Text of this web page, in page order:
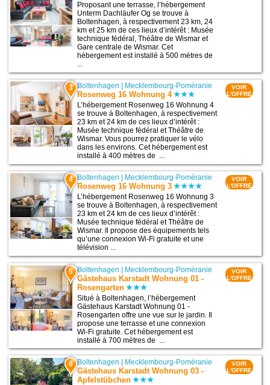
Proposant une terrasse, l’hébergement
Unterm Dachläufer Og se trouve à
Boltenhagen, à respectivement 23 km, 24
km et 25 km de ces lieux d’intérêt : Musée
technique fédéral, Théâtre de Wismar et
Gare centrale de Wismar. Cet
hébergement est installé à 500 mètres de
...
3 Boltenhagen Mecklembourg-Poméranie
Rosenweg 16 Wohnung 4
L’hébergement Rosenweg 16 Wohnung 4
se trouve à Boltenhagen, à respectivement
23 km et 24 km de ces lieux d’intérêt :
Musée technique fédéral et Théâtre de
Wismar. Vous pourrez pratiquer le vélo
dans les environs. Cet hébergement est
installé à 400 mètres de ...
VOIR
L'OFFRE
4 Boltenhagen Mecklembourg-Poméranie
Rosenweg 16 Wohnung 3
L’hébergement Rosenweg 16 Wohnung 3
se trouve à Boltenhagen, à respectivement
23 km et 24 km de ces lieux d’intérêt :
Musée technique fédéral et Théâtre de
Wismar. Il propose des équipements tels
qu’une connexion Wi-Fi gratuite et une
télévision ...
VOIR
L'OFFRE
5 Boltenhagen | Mecklembourg-Poméranie
Gästehaus Karstadt Wohnung 01 -
Rosengarten
Situé à Boltenhagen, l’hébergement
Gästehaus Karstadt Wohnung 01 -
Rosengarten offre une vue sur le jardin. Il
propose une terrasse et une connexion
Wi-Fi gratuite. Cet hébergement est
installé à 700 mètres de ...
VOIR
L'OFFRE
6 Boltenhagen | Mecklembourg-Poméranie
Gästehaus Karstadt Wohnung 03 -
Apfelstübchen
VOIR
L'OFFRE